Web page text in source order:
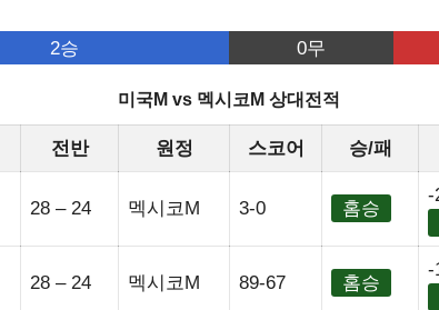
2승 0무
미국M vs 멕시코M 상대전적
전반 원정 스코어 승/패
28 – 24 멕시코M 3-0 홈승
-
28 – 24 멕시코M 89-67 홈승
-